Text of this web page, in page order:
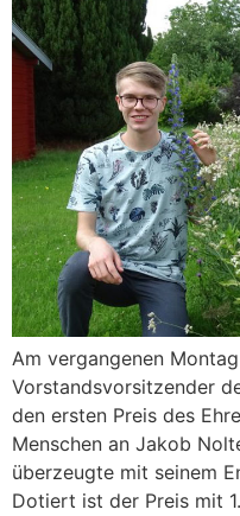
Am vergangenen
Vorstandsvorsitzender
den ersten Preis des
Menschen an Jakob
überzeugte mit seinem
Dotiert ist der Preis mit